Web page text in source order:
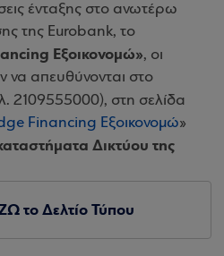
ένταξης στο ανωτέρω
της Eurobank, το
Εξοικονομώ», οι
να απευθύνονται στο
2109555000), στη σελίδα
Financing Εξοικονομώ»
Δικτύου της
το Δελτίο Τύπου